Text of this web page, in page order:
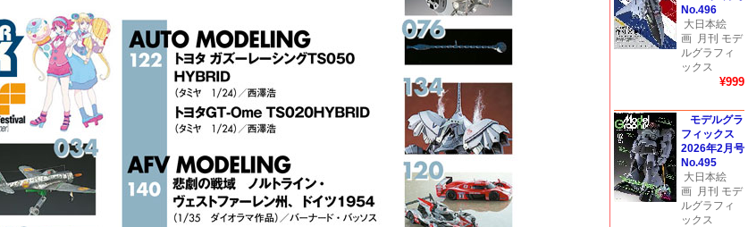
No.496
大日本絵
画 月刊 モデ
ルグラフィ
ックス
¥999
モデルグラ
フィックス
2026年2月号
No.495
大日本絵
画 月刊 モデ
ルグラフィ
ックス